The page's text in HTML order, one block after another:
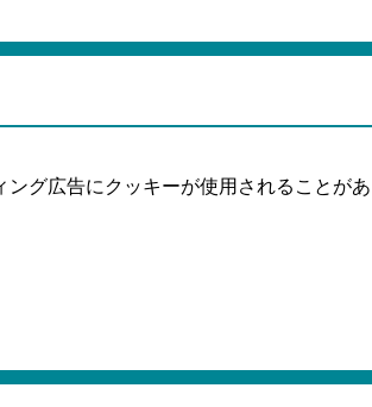
グ広告にクッキーが使用されることがあ